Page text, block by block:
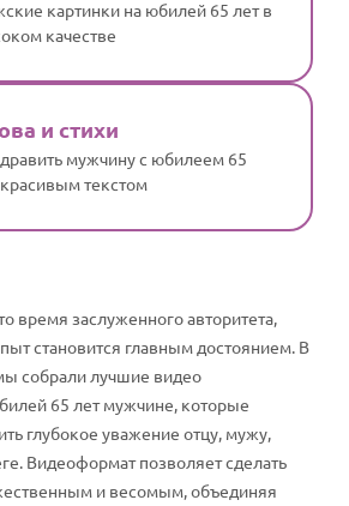
картинки на юбилей 65 лет в
качестве
и стихи
мужчину с юбилеем 65
текстом
время заслуженного авторитета,
становится главным достоянием. В
собрали лучшие видео
65 лет мужчине, которые
глубокое уважение отцу, мужу,
Видеоформат позволяет сделать
и весомым, объединяя